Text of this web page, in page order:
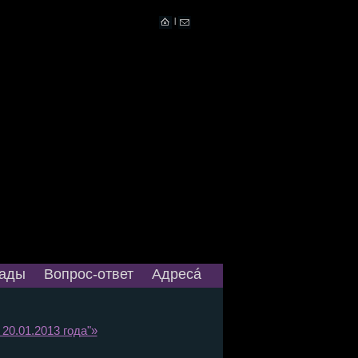
Вопрос-ответ Адресá
года"»